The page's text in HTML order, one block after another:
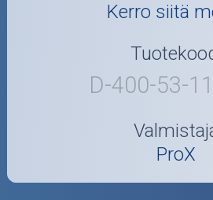
Kerro siitä
D-400-53-
ProX